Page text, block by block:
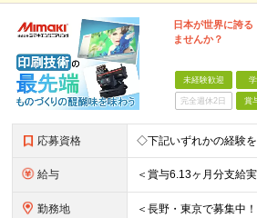
日本が世界に誇
ませんか？
未経験歓迎
完全週休2日 賞
応募資格
給与
勤務地